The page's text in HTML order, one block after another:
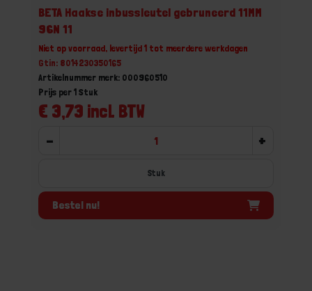
BETA Haakse inbussleutel gebruneerd 11MM
96N 11
Niet op voorraad, levertijd 1 tot meerdere werkdagen
Gtin: 8014230350165
Artikelnummer merk: 000960510
€ 3,73 incl. BTW
Prijs per 1 Stuk
- +
Stuk
Bestel nu!